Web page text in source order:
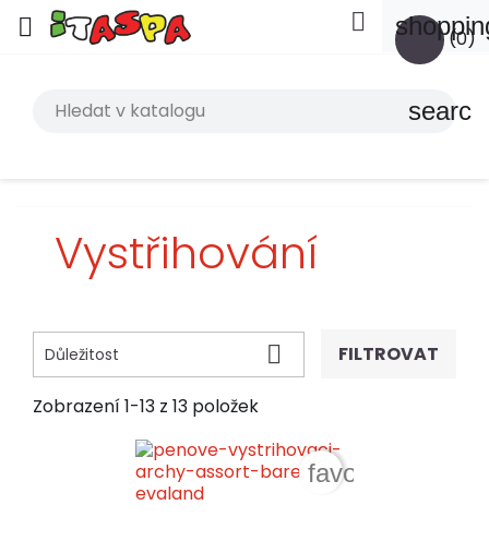
 (0)

search
Vystřihování
Důležitost  FILTROVAT
Zobrazení 1-13 z 13 položek
favorite_border